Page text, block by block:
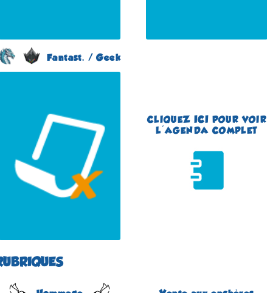
Fantast. / Geek
Japan Otaku Festival
(Gironde - France)
du 5 au 6 septembre
2026
Plus d'informations
CLIQUEZ ICI POUR VOIR
L'AGENDA COMPLET